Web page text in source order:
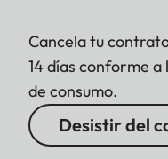
Cancela tu
14 días conforme
de consumo.
Desistir del